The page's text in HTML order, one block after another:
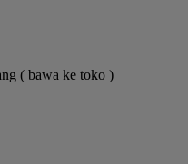
( bawa ke toko )